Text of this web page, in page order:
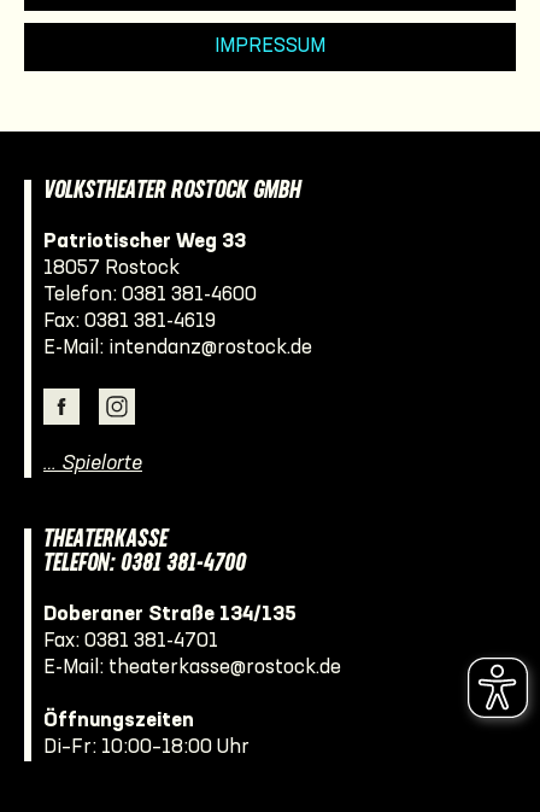
IMPRESSUM
VOLKSTHEATER ROSTOCK GMBH
Patriotischer Weg 33
18057 Rostock
Telefon: 0381 381-4600
Fax: 0381 381-4619
E-Mail: intendanz@rostock.de
… Spielorte
THEATERKASSE
TELEFON: 0381 381-4700
Doberaner Straße 134/135
Fax: 0381 381-4701
E-Mail: theaterkasse@rostock.de
Öffnungszeiten
Di–Fr: 10:00–18:00 Uhr